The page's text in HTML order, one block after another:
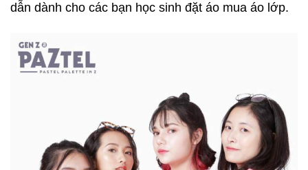
dẫn dành cho các bạn học sinh đặt áo mua áo lớp.